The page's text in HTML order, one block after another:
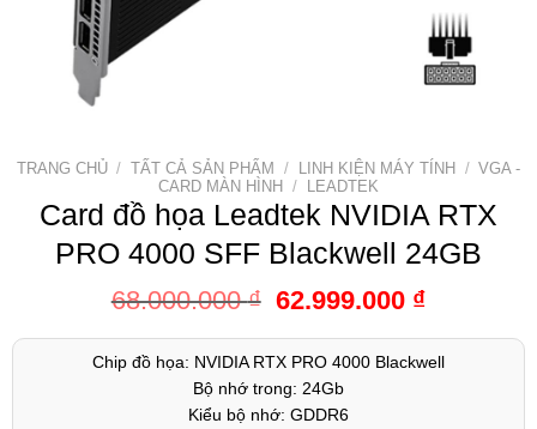
TRANG CHỦ / TẤT CẢ SẢN PHẨM / LINH KIỆN MÁY TÍNH / VGA -
CARD MÀN HÌNH
/ LEADTEK
Card đồ họa Leadtek NVIDIA RTX
PRO 4000 SFF Blackwell 24GB
68.000.000₫ 62.999.000 ₫
Chip đồ họa: NVIDIA RTX PRO 4000 Blackwell
Bộ nhớ trong: 24Gb
Kiểu bộ nhớ: GDDR6